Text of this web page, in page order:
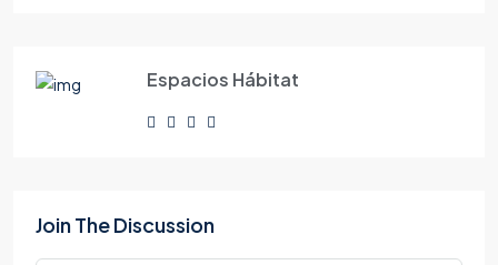
Espacios Hábitat
Join The Discussion